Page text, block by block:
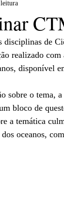
de
realizado
disponível
sobre o tema,
bloco de
a temática
oceanos,